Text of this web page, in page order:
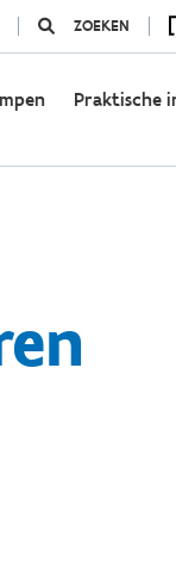
ZOEKEN
Praktische